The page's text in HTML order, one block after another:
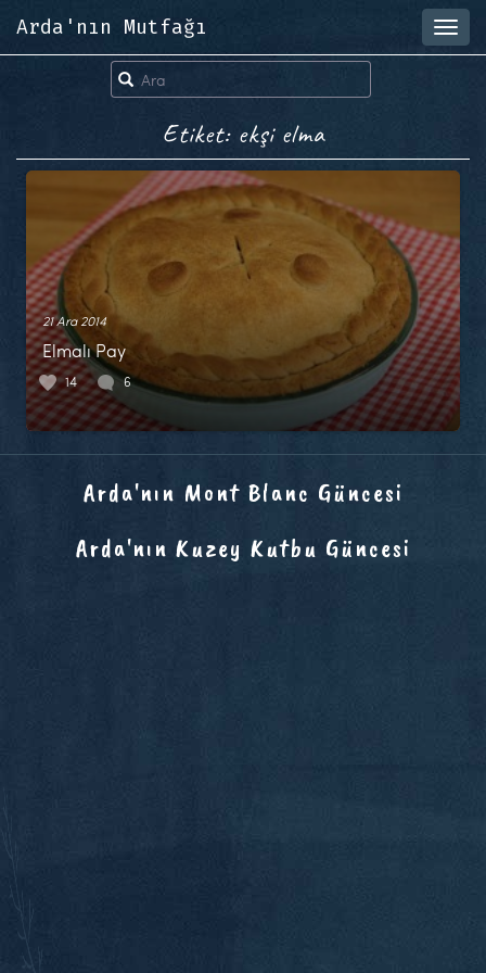
Arda'nın Mutfağı
Etiket: ekşi elma
21 Ara 2014
Elmalı Pay
14 6
Arda'nın Mont Blanc Güncesi
Arda'nın Kuzey Kutbu Güncesi